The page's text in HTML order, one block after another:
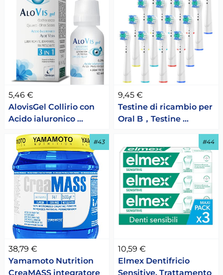
5,46 €
AlovisGel Collirio con
Acido ialuronico …
9,45 €
Testine di ricambio per
Oral B，Testine …
#43
38,79 €
Yamamoto Nutrition
CreaMASS integratore
#44
10,59 €
Elmex Dentifricio
Sensitive, Trattamento